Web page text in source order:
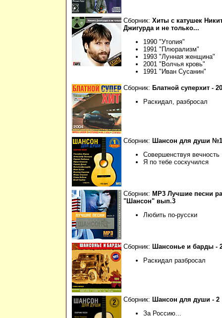
Сборник: Хиты с катушек
Джигурда и не только...
1990 "Утопия"
1991 "Плюрализм"
1993 "Лунная женщина"
2001 "Волчья кровь"
1991 "Иван Сусанин"
Сборник: Блатной суперхит -
Раскидал, разбросал
Сборник: Шансон для души №1
Совершенствуя вечность
Я по тебе соскучился
Сборник: МР3 Лучшие песни
"Шансон" вып.3
Любить по-русски
Сборник: Шансонье и барды -
Раскидал разбросал
Сборник: Шансон для души - 2
За Россию...